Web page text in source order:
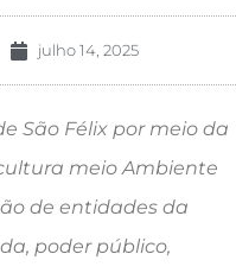
julho 14, 2025
São Félix por meio da
meio Ambiente
de entidades da
poder público,